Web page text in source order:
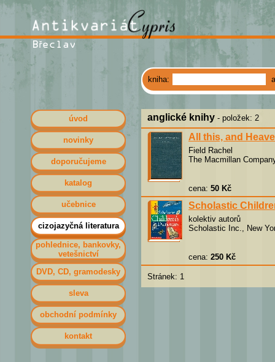
anglické knihy - položek: 2
All this, and
Field Rachel
The Macmillan
cena: 50 Kč
Scholastic
kolektiv autorů
Scholastic Inc., New
cena: 250 Kč
Stránek: 1
kniha:
úvod
novinky
doporučujeme
katalog
učebnice
cizojazyčná literatura
pohlednice, bankovky,
vetešnictví
DVD, CD, gramodesky
sleva
obchodní podmínky
kontakt